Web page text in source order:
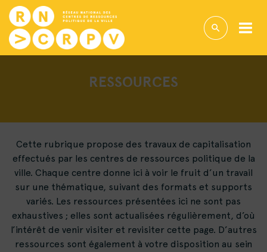
RESSOURCES
Cette rubrique propose des travaux de capitalisation
effectués par les centres de ressources politique de la
ville. Chaque centre donne ici à voir le fruit d’un travail
sur une thématique, suivant des formats et supports
variés. Les ressources présentées ici ne sont pas
exhaustives ; elles sont actualisées régulièrement, d’où
l’intérêt de venir visiter et revisiter cette page. D’autres
ressources sont également à votre disposition au sein